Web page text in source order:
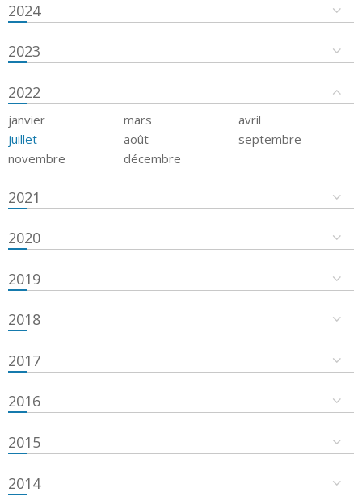
2024
2023
2022
janvier mars
avril
juillet
août
septembre
novembre
décembre
2021
2020
2019
2018
2017
2016
2015
2014